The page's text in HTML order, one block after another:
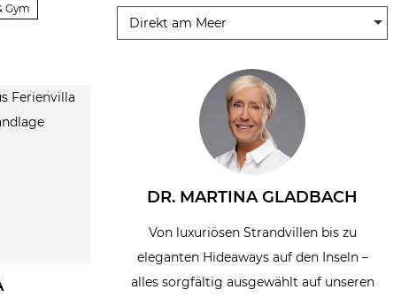
Direkt am Meer
DR. MARTINA GLADBACH
Von luxuriösen Strandvillen bis zu
eleganten Hideaways auf den Inseln –
alles sorgfältig ausgewählt auf unseren
Gym